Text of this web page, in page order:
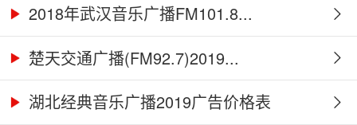
2018年武汉音乐广播FM101.8...
楚天交通广播(FM92.7)2019...
湖北经典音乐广播2019广告价格表